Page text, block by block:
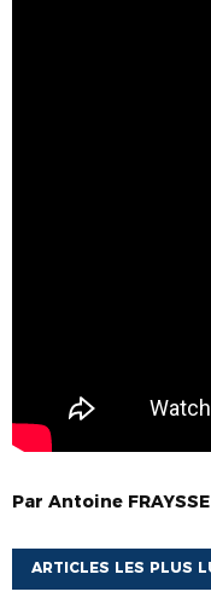
Par Antoine FRAYSSE
ARTICLES LES PLUS